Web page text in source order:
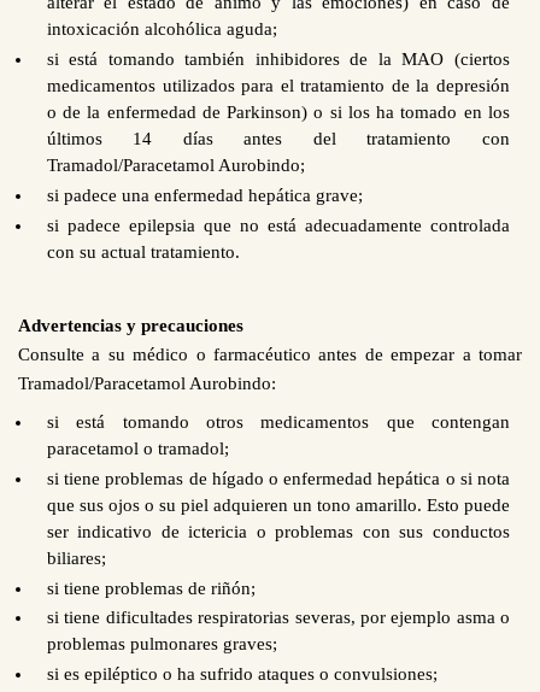
intoxicación alcohólica aguda;
si está tomando también inhibidores de la MAO (ciertos
medicamentos utilizados para el tratamiento de la depresión
o de la enfermedad de Parkinson) o si los ha tomado en los
últimos 14 días antes del tratamiento con
Tramadol/Paracetamol Aurobindo;
si padece una enfermedad hepática grave;
si padece epilepsia que no está adecuadamente controlada
con su actual tratamiento.
Advertencias y precauciones
Consulte a su médico o farmacéutico antes de empezar a tomar
Tramadol/Paracetamol Aurobindo:
si está tomando otros medicamentos que contengan
paracetamol o tramadol;
si tiene problemas de hígado o enfermedad hepática o si nota
que sus ojos o su piel adquieren un tono amarillo. Esto puede
ser indicativo de ictericia o problemas con sus conductos
biliares;
si tiene problemas de riñón;
si tiene dificultades respiratorias severas, por ejemplo asma o
problemas pulmonares graves;
si es epiléptico o ha sufrido ataques o convulsiones;